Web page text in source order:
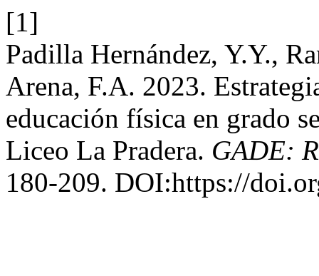
[1]
Padilla Hernández, Y.Y.,
Arena, F.A. 2023.
educación física en grado
Liceo La Pradera. GADE:
180-209. DOI:https://